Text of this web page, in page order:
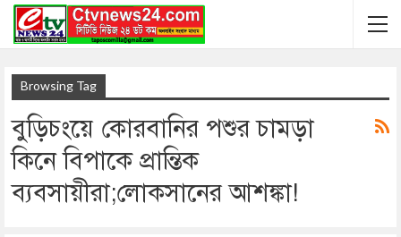
Browsing Tag
বুড়িচংয়ে কোরবানির পশুর চামড়া
কিনে বিপাকে প্রান্তিক
ব্যবসায়ীরা;লোকসানের আশঙ্কা!